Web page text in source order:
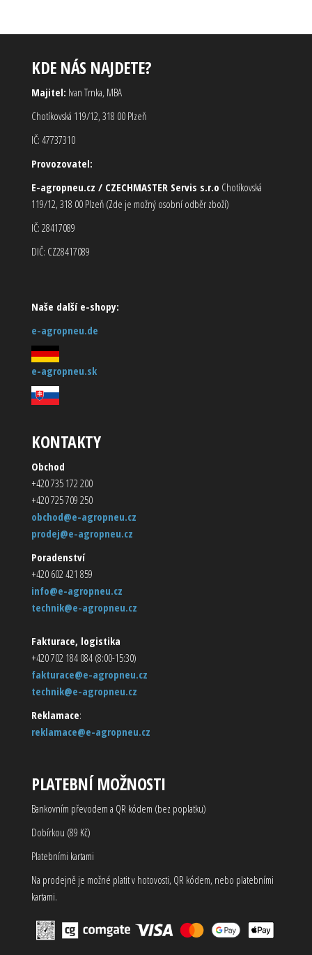
KDE NÁS NAJDETE?
Majitel: Ivan Trnka, MBA
Chotíkovská 119/12, 318 00 Plzeň
IČ: 47737310
Provozovatel:
E-agropneu.cz / CZECHMASTER Servis s.r.o Chotíkovská
119/12, 318 00 Plzeň (Zde je možný osobní odběr zboží)
IČ: 28417089
DIČ: CZ28417089
Naše další e-shopy:
e-agropneu.de
e-agropneu.sk
KONTAKTY
Obchod
+420 735 172 200
+420 725 709 250
obchod@e-agropneu.cz
prodej@e-agropneu.cz
Poradenství
+420 602 421 859
info@e-agropneu.cz
technik@e-agropneu.cz
Fakturace, logistika
+420 702 184 084 (8:00-15:30)
fakturace@e-agropneu.cz
technik@e-agropneu.cz
Reklamace:
reklamace@e-agropneu.cz
PLATEBNÍ MOŽNOSTI
Bankovním převodem a QR kódem (bez poplatku)
Dobírkou (89 Kč)
Platebními kartami
Na prodejně je možné platit v hotovosti, QR kódem, nebo platebními
kartami.